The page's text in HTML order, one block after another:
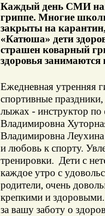
Каждый день СМИ
гриппе. Многие
закрыты на
«Катюша» дети
страшен коварный
здоровья занимаются
Ежедневная утренняя
спортивные
лыжах - инструктор
Владимировна
Владимировна Леухина
и любовь к спорту.
тренировки. Дети с
каждое утро с
родители, очень
крепкими и
за вашу заботу о